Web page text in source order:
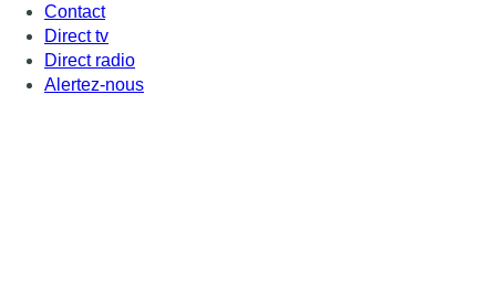
Contact
Direct tv
Direct radio
Alertez-nous